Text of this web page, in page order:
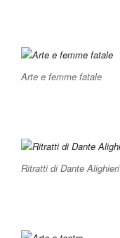
Arte e femme fatale
Ritratti di Dante Alighieri